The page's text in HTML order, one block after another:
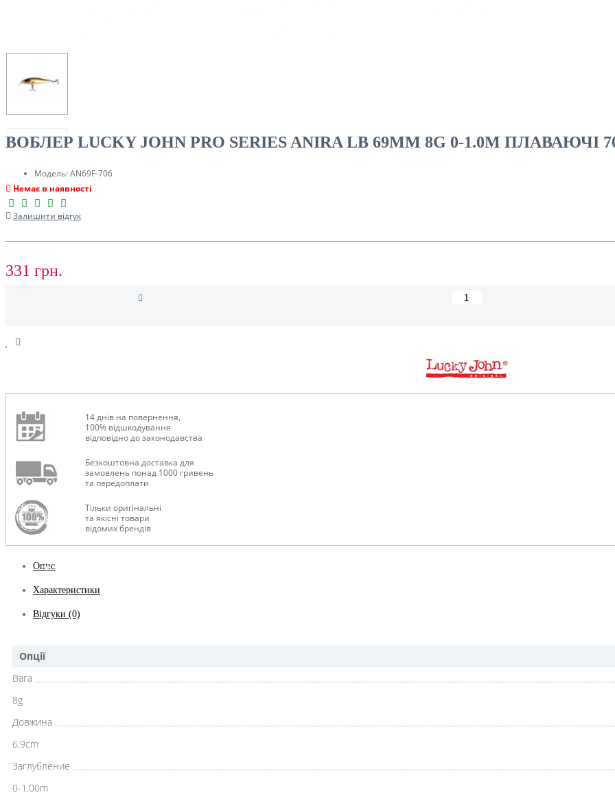
ВОБЛЕР LUCKY JOHN PRO SERIES ANIRA LB 69MM 8G 0-1.0M ПЛАВАЮЧІ
Модель:AN69F-706
Немає в наявності
Залишити відгук
331 грн.
14 днів на повернення,
100% відшкодування
відповідно до законодавства
Безкоштовна доставка для
замовлень понад 1000 гривень
та передоплати
Тільки оригінальні
та якісні товари
відомих брендів
Опис
Характеристики
Відгуки (0)
Опції
Вага
8g
Довжина
6.9cm
Заглубление
0-1.00m